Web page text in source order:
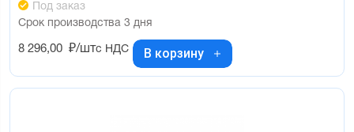
Под заказ
Срок производства 3 дня
8 296,00 ₽/штс НДС В корзину